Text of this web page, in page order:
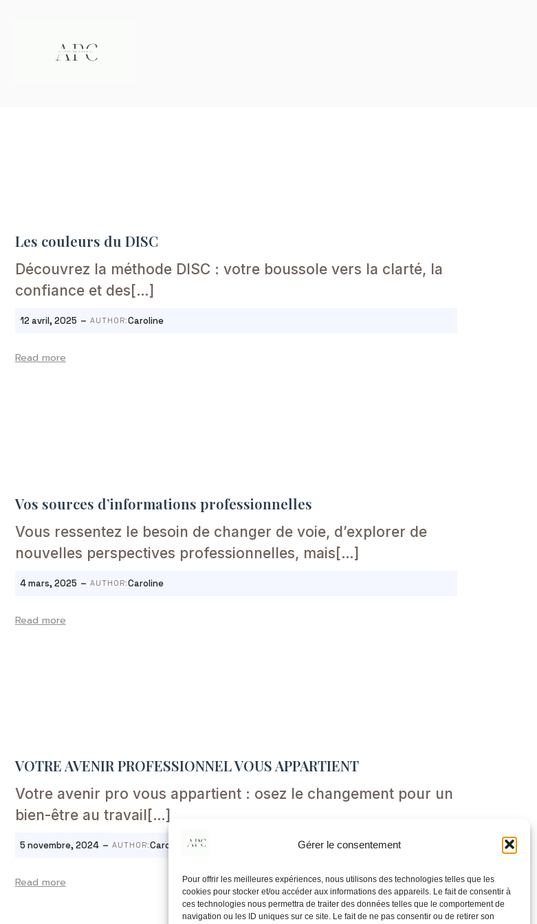
Gérer le consentement
Pour offrir les meilleures expériences, nous utilisons des technologies telles que les
cookies pour stocker et/ou accéder aux informations des appareils. Le fait de consentir à
ces technologies nous permettra de traiter des données telles que le comportement de
navigation ou les ID uniques sur ce site. Le fait de ne pas consentir ou de retirer son
Les couleurs du DISC
Découvrez la méthode DISC : votre boussole vers la clarté, la
confiance et des[…]
12 avril, 2025 - AUTHOR:Caroline
Read more
Vos sources d’informations professionnelles
Vous ressentez le besoin de changer de voie, d’explorer de
nouvelles perspectives professionnelles, mais[…]
4 mars, 2025 - AUTHOR:Caroline
Read more
VOTRE AVENIR PROFESSIONNEL VOUS APPARTIENT
Votre avenir pro vous appartient : osez le changement pour un
bien-être au travail[…]
5 novembre, 2024 - AUTHOR:Caroline
Read more